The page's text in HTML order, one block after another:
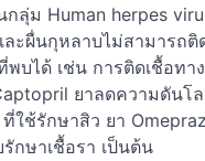
กลุ่ม Human herpes
ละผื่นกุหลาบไม่สามารถ
บได้ เช่น การติดเชื้อทา
ยาลดความดันโ
ใช้รักษาสิว ยา
กษาเชื้อรา เป็นต้น